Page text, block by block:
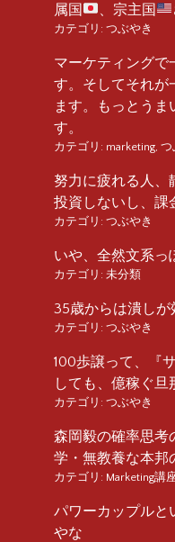
属国 、宗主国
カテゴリ: つぶやき
マーケティングで
す。そしてそれが
ます。もっとうま
す。
カテゴリ: marketing つ
努力に疲れる人、
投資しないし、課
カテゴリ: つぶやき
いや、全然文系
カテゴリ: 未分類
35歳からは潰し
カテゴリ: つぶやき
100歩譲って、『
しても、億稼ぐ旦
カテゴリ: つぶやき
森岡毅の確率思考
学・無教養な本邦
カテゴリ: Marketing講
パワーカップルと
やな